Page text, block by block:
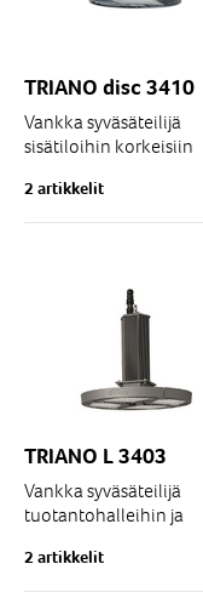
TRIANO disc 3410
Vankka syväsäteilijä
sisätiloihin korkeisiin
vaaditaan korkeaa
valaistustasoa, kuten...
2 artikkelit
TRIANO L 3403
Vankka syväsäteilijä
tuotantohalleihin ja
huolto- ja
kokoonpanotiloihin,
2 artikkelit